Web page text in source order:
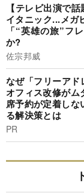
【テレビ出演で
イタニック...メガ
「“英雄の旅”フ
か?
佐宗邦威
なぜ「フリーア
オフィス改修がム
席予約が定着し
る解決策とは
PR